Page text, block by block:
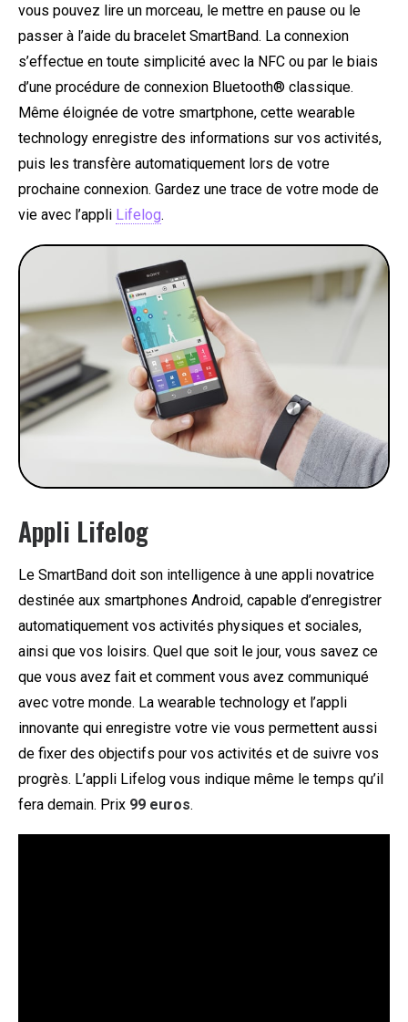
vous pouvez lire un morceau, le mettre en pause ou le
passer à l’aide du bracelet SmartBand. La connexion
s’effectue en toute simplicité avec la NFC ou par le biais
d’une procédure de connexion Bluetooth® classique.
Même éloignée de votre smartphone, cette wearable
technology enregistre des informations sur vos activités,
puis les transfère automatiquement lors de votre
prochaine connexion. Gardez une trace de votre mode de
vie avec l’appli Lifelog.
Appli Lifelog
Le SmartBand doit son intelligence à une appli novatrice
destinée aux smartphones Android, capable d’enregistrer
automatiquement vos activités physiques et sociales,
ainsi que vos loisirs. Quel que soit le jour, vous savez ce
que vous avez fait et comment vous avez communiqué
avec votre monde. La wearable technology et l’appli
innovante qui enregistre votre vie vous permettent aussi
de fixer des objectifs pour vos activités et de suivre vos
progrès. L’appli Lifelog vous indique même le temps qu’il
fera demain. Prix 99 euros.